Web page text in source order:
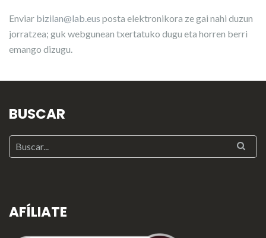
Enviar bizilan@lab.eus posta elektronikora ze gai nahi duzun
jorratzea; guk webgunean txertatuko dugu eta horren berri
emango dizugu.
BUSCAR
AFÍLIATE